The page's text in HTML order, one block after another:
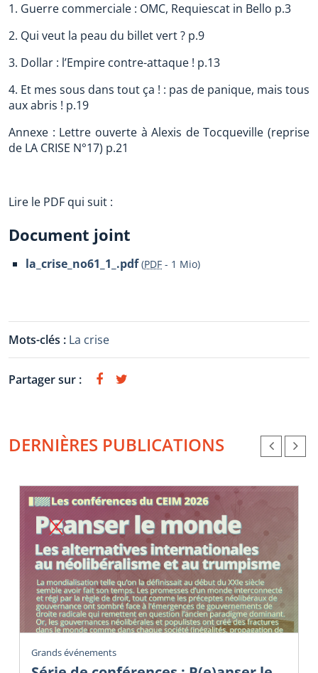
1. Guerre commerciale : OMC, Requiescat in Bello p.3
2. Qui veut la peau du billet vert ? p.9
3. Dollar : l’Empire contre-attaque ! p.13
4. Et mes sous dans tout ça ! : pas de panique, mais tous
aux abris ! p.19
Annexe : Lettre ouverte à Alexis de Tocqueville (reprise
de LA CRISE N°17) p.21
Lire le PDF qui suit :
Document joint
la_crise_no61_1_.pdf (PDF - 1 Mio)
Mots-clés : La crise
Partager sur :
DERNIÈRES PUBLICATIONS
Grands événements